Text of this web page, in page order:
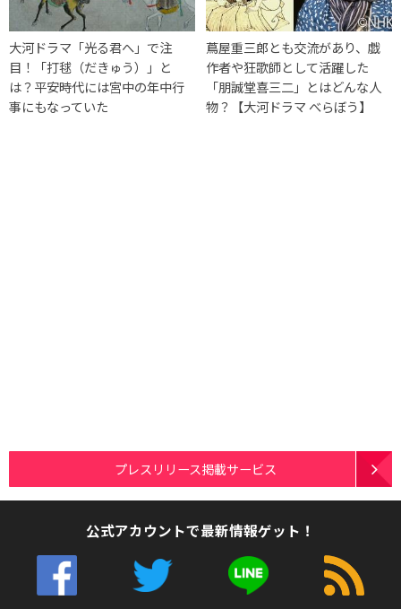
大河ドラマ「光る君へ」で注
目！「打毬（だきゅう）」と
は？平安時代には宮中の年中行
事にもなっていた
蔦屋重三郎とも交流があり、戯
作者や狂歌師として活躍した
「朋誠堂喜三二」とはどんな人
物？【大河ドラマ べらぼう】
プレスリリース掲載サービス
公式アカウントで最新情報ゲット！